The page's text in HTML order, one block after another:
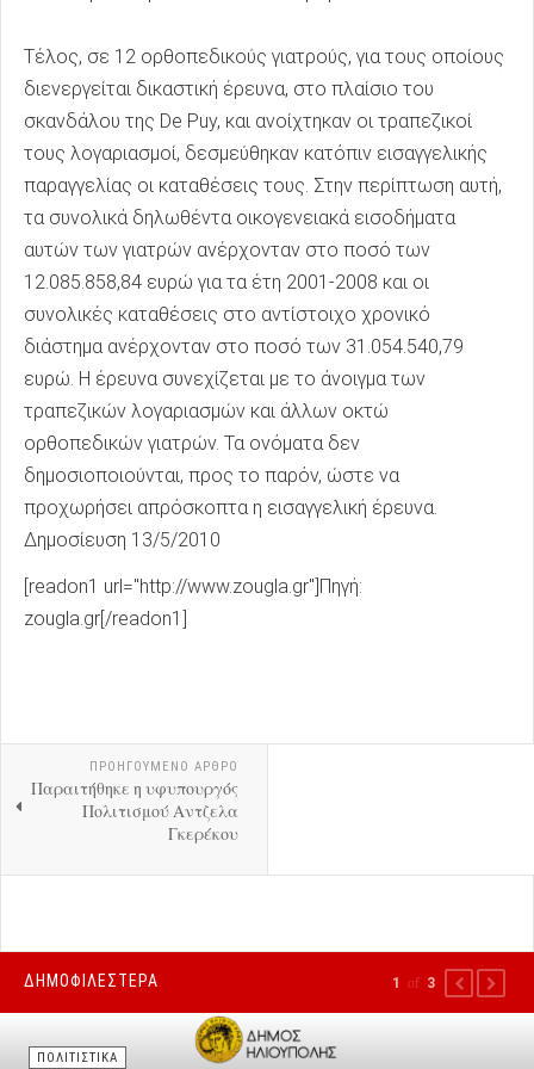
Τέλος, σε 12 ορθοπεδικούς γιατρούς, για τους οποίους
διενεργείται δικαστική έρευνα, στο πλαίσιο του
σκανδάλου της De Puy, και ανοίχτηκαν οι τραπεζικοί
τους λογαριασμοί, δεσμεύθηκαν κατόπιν εισαγγελικής
παραγγελίας οι καταθέσεις τους. Στην περίπτωση αυτή,
τα συνολικά δηλωθέντα οικογενειακά εισοδήματα
αυτών των γιατρών ανέρχονταν στο ποσό των
12.085.858,84 ευρώ για τα έτη 2001-2008 και οι
συνολικές καταθέσεις στο αντίστοιχο χρονικό
διάστημα ανέρχονταν στο ποσό των 31.054.540,79
ευρώ. Η έρευνα συνεχίζεται με το άνοιγμα των
τραπεζικών λογαριασμών και άλλων οκτώ
ορθοπεδικών γιατρών. Τα ονόματα δεν
δημοσιοποιούνται, προς το παρόν, ώστε να
προχωρήσει απρόσκοπτα η εισαγγελική έρευνα.
Δημοσίευση 13/5/2010
[readon1 url="http://www.zougla.gr"]Πηγή:
zougla.gr[/readon1]
ΠΡΟΗΓΟΎΜΕΝΟ ΑΡΘΡΟ
Παραιτήθηκε η υφυπουργός
Πολιτισμού Αντζελα
Γκερέκου
ΔΗΜΟΦΙΛΕΣΤΕΡΑ
ΠΟΛΙΤΙΣΤΙΚΑ
1 of 3 PREVIOUS
NEXT